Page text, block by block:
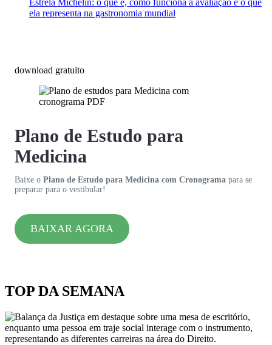
ela representa na gastronomia mundial
download gratuito
Plano de Estudo para
Medicina
Baixe o Plano de Estudo para Medicina com Cronograma para se
preparar para o vestibular!
BAIXAR AGORA
TOP DA SEMANA